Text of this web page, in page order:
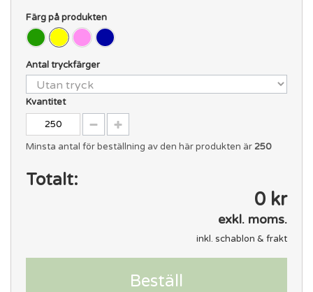
Färg på produkten
Antal tryckfärger
Kvantitet
Minsta antal för beställning av den här produkten är 250
Totalt:
0 kr
exkl. moms.
inkl. schablon & frakt
Beställ